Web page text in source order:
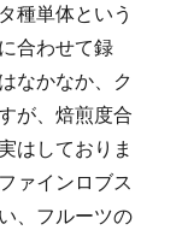
種単体という
合わせて録
なかなか、ク
が、焙煎度合
はしておりま
ァインロブス
、フルーツの